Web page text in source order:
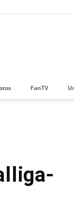
FanTV